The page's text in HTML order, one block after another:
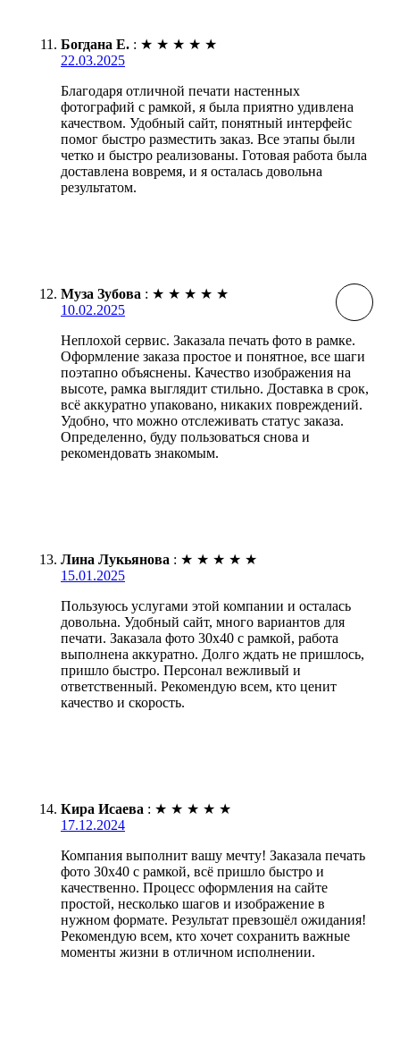
Богдана Е. : ★ ★ ★ ★ ★
22.03.2025
Благодаря отличной печати настенных
фотографий с рамкой, я была приятно удивлена
качеством. Удобный сайт, понятный интерфейс
помог быстро разместить заказ. Все этапы были
четко и быстро реализованы. Готовая работа была
доставлена вовремя, и я осталась довольна
результатом.
Муза Зубова : ★ ★ ★ ★ ★
10.02.2025
Неплохой сервис. Заказала печать фото в рамке.
Оформление заказа простое и понятное, все шаги
поэтапно объяснены. Качество изображения на
высоте, рамка выглядит стильно. Доставка в срок,
всё аккуратно упаковано, никаких повреждений.
Удобно, что можно отслеживать статус заказа.
Определенно, буду пользоваться снова и
рекомендовать знакомым.
Лина Лукьянова : ★ ★ ★ ★ ★
15.01.2025
Пользуюсь услугами этой компании и осталась
довольна. Удобный сайт, много вариантов для
печати. Заказала фото 30х40 с рамкой, работа
выполнена аккуратно. Долго ждать не пришлось,
пришло быстро. Персонал вежливый и
ответственный. Рекомендую всем, кто ценит
качество и скорость.
Кира Исаева : ★ ★ ★ ★ ★
17.12.2024
Компания выполнит вашу мечту! Заказала печать
фото 30х40 с рамкой, всё пришло быстро и
качественно. Процесс оформления на сайте
простой, несколько шагов и изображение в
нужном формате. Результат превзошёл ожидания!
Рекомендую всем, кто хочет сохранить важные
моменты жизни в отличном исполнении.